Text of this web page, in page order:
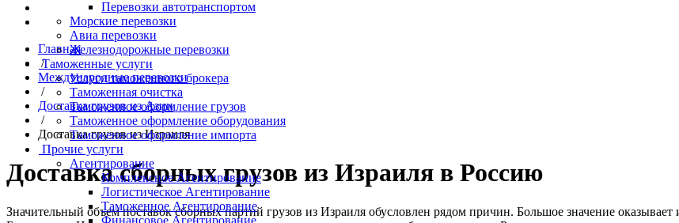
Перевозки автотранспортом
Морские перевозки
Авиа перевозки
Железнодорожные перевозки
Таможенные услуги
Услуги таможенного брокера
Таможенная очистка
Таможенное оформление грузов
Таможенное оформление оборудования
Таможенное оформление импорта
Прочие услуги
Агентирование
Комплексное Агентирование
Логистическое Агентирование
Таможенное Агентирование
Финансовое Агентирование
Главная
/
Международные перевозки
/
Доставка грузов из Азии
/
Доставка грузов из Израиля
Доставка сборных грузов из Израиля в Россию
Значительный объем поставок сборных партий грузов из Израиля обусловлен рядом причин. Большое значение